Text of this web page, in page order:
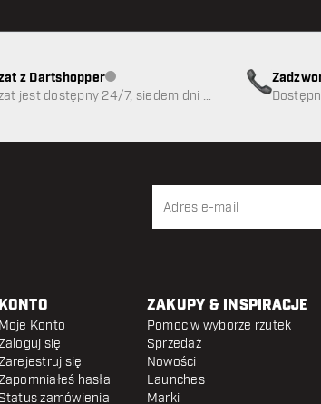
z DartshopperObsługa klienta niedostępna
jest dostępny 24/7, siedem dni w
89
KONTO
Moje Konto
się
się
hasła
Status zamówienia
ZAKUPY & INSPIRACJE
Pomoc w wyborze rzutek
Sprzedaż
Nowości
Launches
Marki